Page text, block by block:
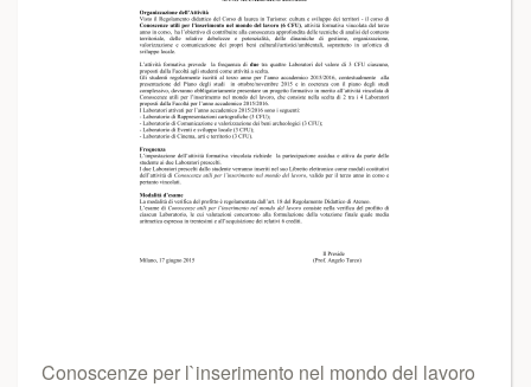
Conoscenze per l`inserimento nel mondo del lavoro